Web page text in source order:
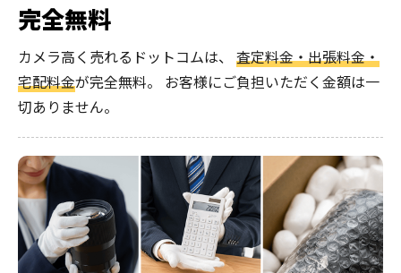
完全無料
カメラ高く売れるドットコムは、 査定料金・出張料金・
宅配料金が完全無料。 お客様にご負担いただく金額は一
切ありません。